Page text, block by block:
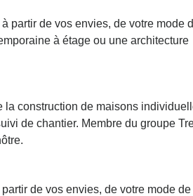
partir de vos envies, de votre mode
à étage ou une architecture
construction de maisons
de chantier. Membre du groupe
de vos envies, de votre mode